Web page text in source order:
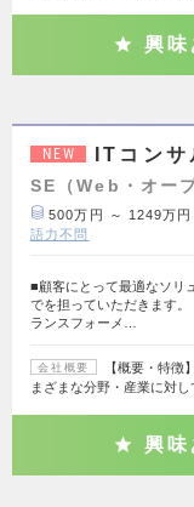
興味
NEW ITコン
SE（Web・オー
500万円 ～ 1249万円
語力不問
■顧客にとって最適なソリ
でを担っていただきます
ランスフォーメ…
会社概要
【概要・特徴
まざまな分野・産業に対
興味